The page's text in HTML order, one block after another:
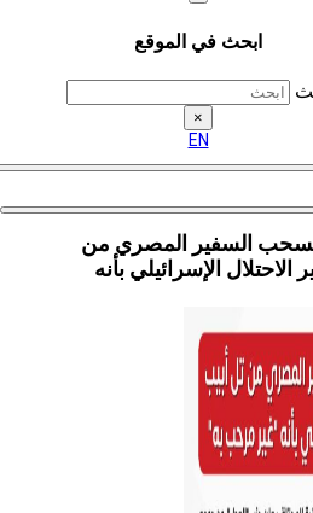
ابحث في الموقع
السفير المصري من
الإسرائيلي بأنه